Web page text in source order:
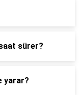
sürer?
yarar?